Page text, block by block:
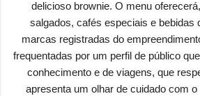
delicioso brownie. O menu
salgados, cafés especiais e bebidas
marcas registradas do
frequentadas por um perfil de público
conhecimento e de viagens, que
apresenta um olhar de cuidado com